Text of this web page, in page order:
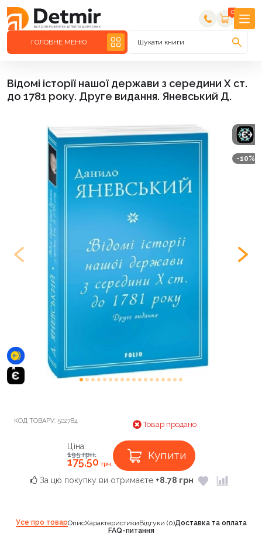
0
ГОЛОВНЕ МЕНЮ Шукати книги
Відомі історії нашої держави з середини Х ст.
до 1781 року. Друге видання. Яневський Д.
-10%
КОД ТОВАРУ: 502784 Товар продано
Ціна:
195грн.
175,50 грн.
Купити
За цю покупку ви отримаєте +8.78 грн
Усе про товарОписХарактеристикиВідгуки (0)Доставка та оплата
FAQ-питання